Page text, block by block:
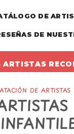
DE
DE
ARTISTAS
DE ARTISTAS